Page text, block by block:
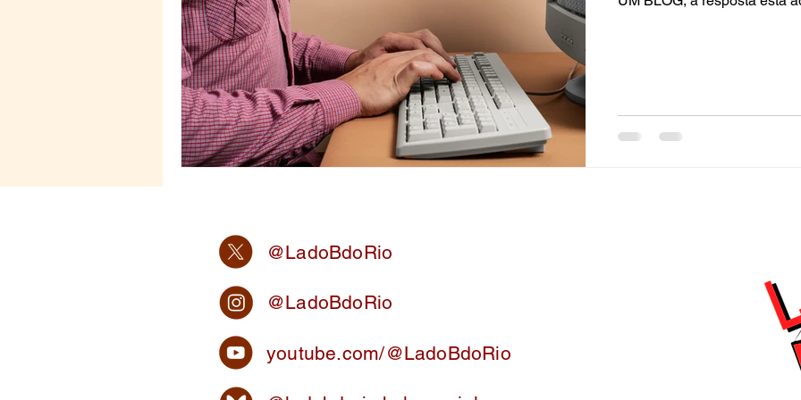
@LadoBdoRio
@LadoBdoRio
youtube.com/@LadoBdoRio